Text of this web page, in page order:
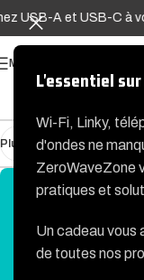
L'essentiel
Wi-Fi, Linky,
d'ondes ne
ZeroWaveZone
pratiques et
Un cadeau vous
de toutes nos
USB-A et USB-C à
MENU
Plus récent